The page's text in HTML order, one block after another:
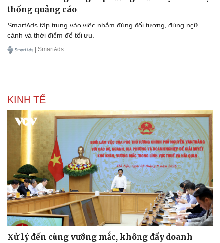
thống quảng cáo
SmartAds tập trung vào việc nhắm đúng đối tượng, đúng ngữ
cảnh và thời điểm để tối ưu.
| SmartAds
KINH TẾ
Xử lý đến cùng vướng mắc, không đẩy doanh